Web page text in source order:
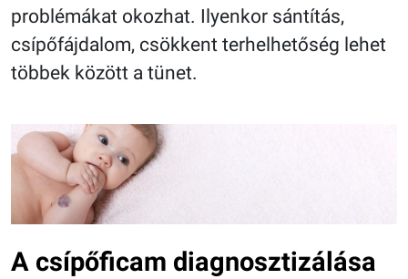
problémákat okozhat. Ilyenkor sántítás,
csípőfájdalom, csökkent terhelhetőség lehet
többek között a tünet.
A csípőficam diagnosztizálása